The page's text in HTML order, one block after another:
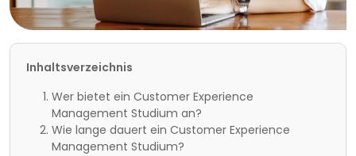
Inhaltsverzeichnis
Wer bietet ein Customer Experience
Management Studium an?
Wie lange dauert ein Customer Experience
Management Studium?